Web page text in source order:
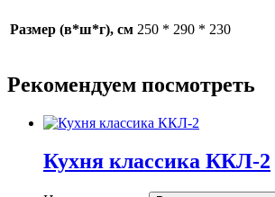
Размер (в*ш*г), см 250 * 290 * 230
Рекомендуем посмотреть
Кухня классика ККЛ-2